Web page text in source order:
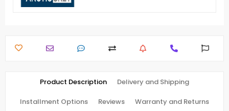
Product Description Delivery and Shipping
Installment Options Reviews Warranty and Returns